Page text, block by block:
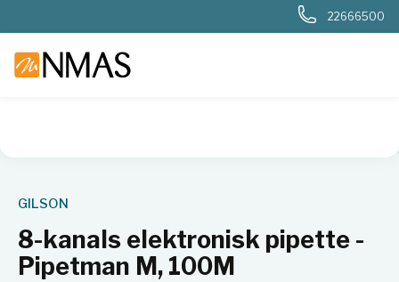
22666500
GILSON
8-kanals elektronisk pipette -
Pipetman M, 100M